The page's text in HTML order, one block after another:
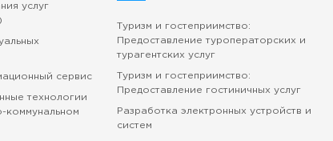
услуг
сервис
технологии
коммунальном
Туризм и гостеприимство:
Предоставление туроператорских и
турагентских услуг
Туризм и гостеприимство:
Предоставление гостиничных услуг
Разработка электронных устройств и
систем